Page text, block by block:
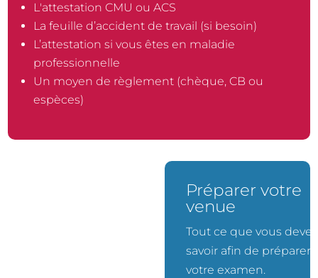
L'attestation CMU ou ACS
La feuille d’accident de travail (si besoin)
L’attestation si vous êtes en maladie
professionnelle
Un moyen de règlement (chèque, CB ou
espèces)
Préparer votre
venue
Tout ce que vous devez
savoir afin de préparer
votre examen.